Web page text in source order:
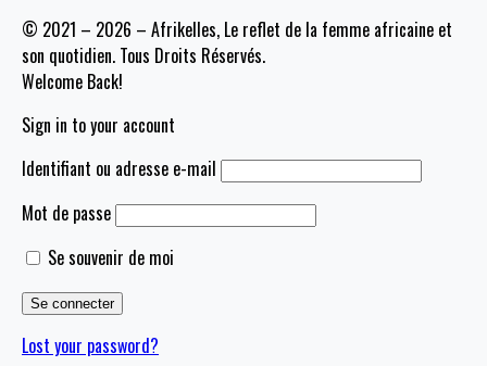
© 2021 – 2026 – Afrikelles, Le reflet de la femme africaine et
son quotidien. Tous Droits Réservés.
Welcome Back!
Sign in to your account
Identifiant ou adresse e-mail
Mot de passe
Se souvenir de moi
Lost your password?